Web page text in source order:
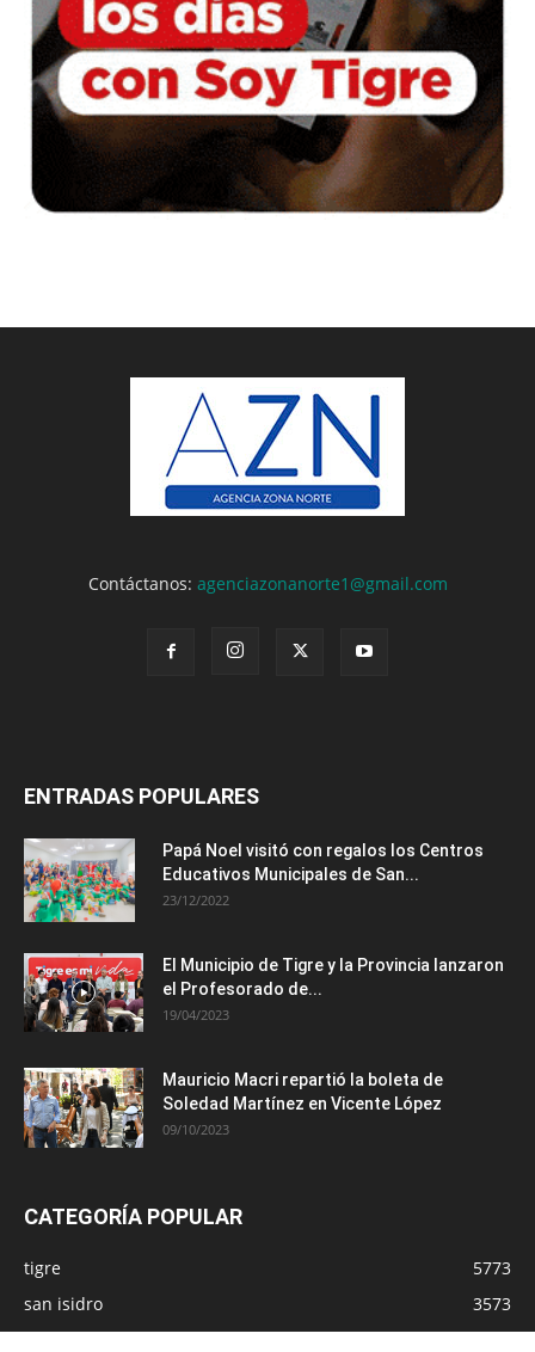
Contáctanos: agenciazonanorte1@gmail.com
ENTRADAS POPULARES
Papá Noel visitó con regalos los Centros
Educativos Municipales de San...
23/12/2022
El Municipio de Tigre y la Provincia lanzaron
el Profesorado de...
19/04/2023
Mauricio Macri repartió la boleta de
Soledad Martínez en Vicente López
09/10/2023
CATEGORÍA POPULAR
tigre
5773
san isidro
3573